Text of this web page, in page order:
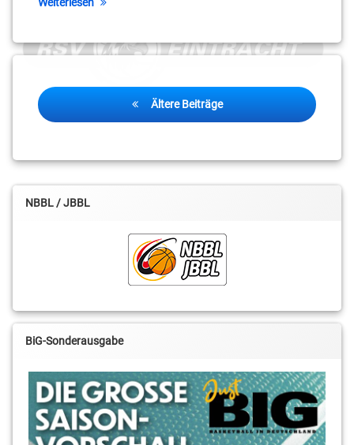
Beitragsnavigation
Ältere Beiträge
NBBL / JBBL
BiG-Sonderausgabe